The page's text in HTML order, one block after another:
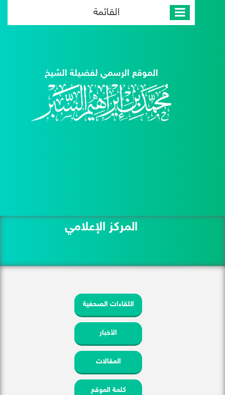
القائمة
الموقع الرسمي لفضيلة الشيخ
المركز الإعلامي
اللقاءات الصحفية
الأخبار
المقالات
كلمة الموقع